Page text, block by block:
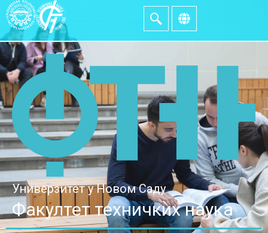
Универзитет у Новом Саду
Факултет техничких наука